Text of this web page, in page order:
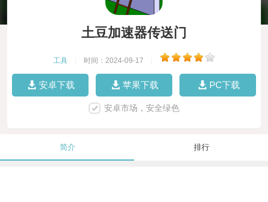
土豆加速器传送门
工具 时间：2024-09-17
安卓下载 苹果下载 PC下载
安卓市场，安全绿色
简介 排行